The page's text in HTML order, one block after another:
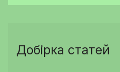
Добірка статей